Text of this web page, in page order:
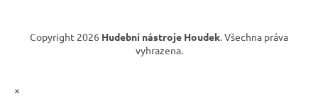
Copyright 2026 Hudební nástroje Houdek. Všechna práva
vyhrazena.
×